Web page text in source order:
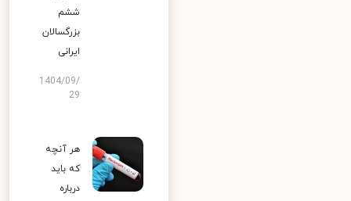
ششم
بزرگسالان
ایرانی
1404/09/
29
هر آنچه
که باید
درباره